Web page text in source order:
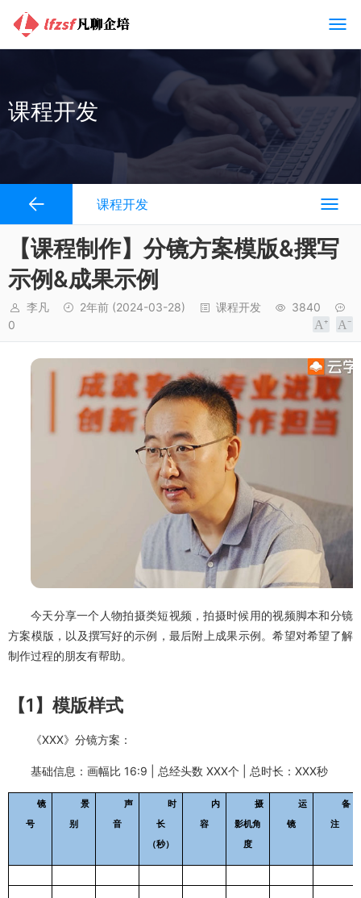
课程开发
课程开发
【课程制作】分镜方案模版&撰写
示例&成果示例
李凡 2年前 (2024-03-28) 课程开发
3840
0
今天分享一个人物拍摄类短视频，拍摄时候用的视频脚本和分镜
方案模版，以及撰写好的示例，最后附上成果示例。希望对希望了解
制作过程的朋友有帮助。
【1】模版样式
《XXX》分镜方案：
基础信息：画幅比 16:9 | 总经头数 XXX个 | 总时长：XXX秒
镜
号
景
别
声
音
时
长
（秒）
内
容
摄
影机角
度
运
镜
备
注